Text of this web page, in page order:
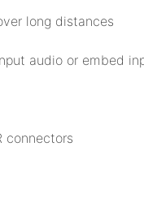
long distances
audio or embed
connectors